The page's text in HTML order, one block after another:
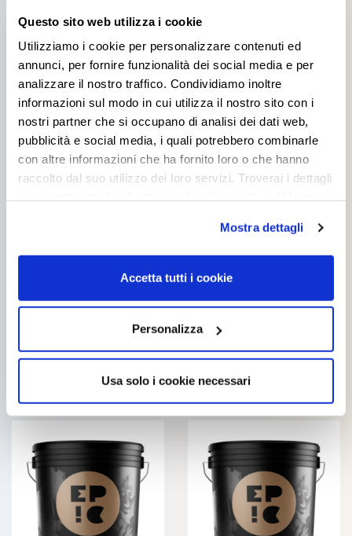
Questo sito web utilizza i cookie
Utilizziamo i cookie per personalizzare contenuti ed
annunci, per fornire funzionalità dei social media e per
analizzare il nostro traffico. Condividiamo inoltre
informazioni sul modo in cui utilizza il nostro sito con i
nostri partner che si occupano di analisi dei dati web,
pubblicità e social media, i quali potrebbero combinarle
con altre informazioni che ha fornito loro o che hanno
raccolto dal suo utilizzo dei loro servizi. Troverai i dettagli
cookie accettare. Per ulteriori informazioni consulta
lacookie policy.
Mostra dettagli
Accetta tutti i cookie
Personalizza
Usa solo i cookie necessari
Prodotti che potrebbero
interessarti